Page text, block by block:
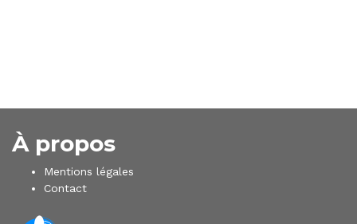
À propos
Mentions légales
Contact